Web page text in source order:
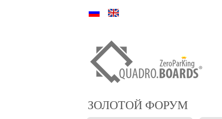
Ру En
ЗОЛОТОЙ ФОРУМ